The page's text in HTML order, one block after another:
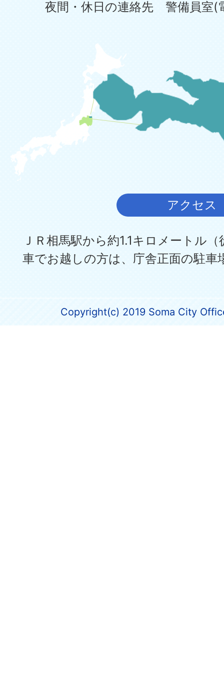
夜間・休日の連絡先 警備員室
アクセス
ＪＲ相馬駅から約1.1キロメートル
車でお越しの方は、庁舎正面の駐車
Copyright(c) 2019 Soma City